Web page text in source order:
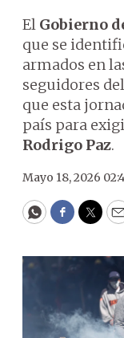
El Gobierno
que se
armados en
seguidores
que esta
país para
Rodrigo Paz.
Mayo 18, 2026
WhatsApp